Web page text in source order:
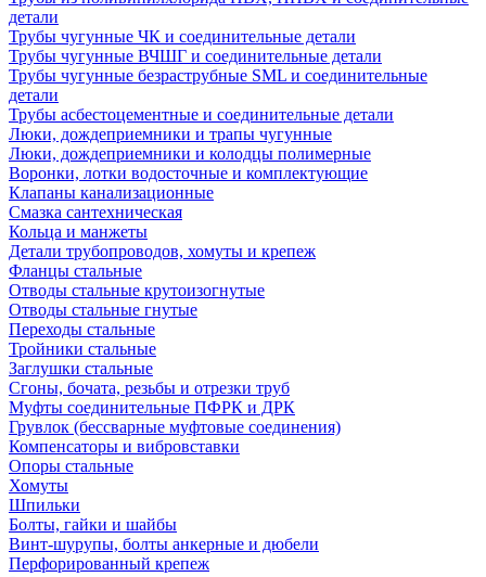
детали
Трубы чугунные ЧК и соединительные детали
Трубы чугунные ВЧШГ и соединительные детали
Трубы чугунные безраструбные SML и соединительные
детали
Трубы асбестоцементные и соединительные детали
Люки, дождеприемники и трапы чугунные
Люки, дождеприемники и колодцы полимерные
Воронки, лотки водосточные и комплектующие
Клапаны канализационные
Смазка сантехническая
Кольца и манжеты
Детали трубопроводов, хомуты и крепеж
Фланцы стальные
Отводы стальные крутоизогнутые
Отводы стальные гнутые
Переходы стальные
Тройники стальные
Заглушки стальные
Сгоны, бочата, резьбы и отрезки труб
Муфты соединительные ПФРК и ДРК
Грувлок (бессварные муфтовые соединения)
Компенсаторы и вибровставки
Опоры стальные
Хомуты
Шпильки
Болты, гайки и шайбы
Винт-шурупы, болты анкерные и дюбели
Перфорированный крепеж